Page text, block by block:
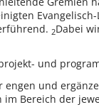
2Dabei
und
engen und
Bereich der